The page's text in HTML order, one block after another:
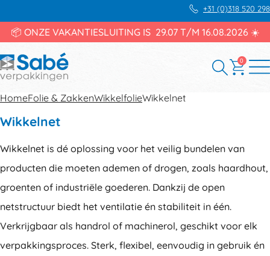
+31 (0)318 520 298
📦 ONZE VAKANTIESLUITING IS 29.07 T/M 16.08.2026 ☀️
0
HomeFolie & ZakkenWikkelfolieWikkelnet
Wikkelnet
Wikkelnet is dé oplossing voor het veilig bundelen van
producten die moeten ademen of drogen, zoals haardhout,
groenten of industriële goederen. Dankzij de open
netstructuur biedt het ventilatie én stabiliteit in één.
Verkrijgbaar als handrol of machinerol, geschikt voor elk
verpakkingsproces. Sterk, flexibel, eenvoudig in gebruik én